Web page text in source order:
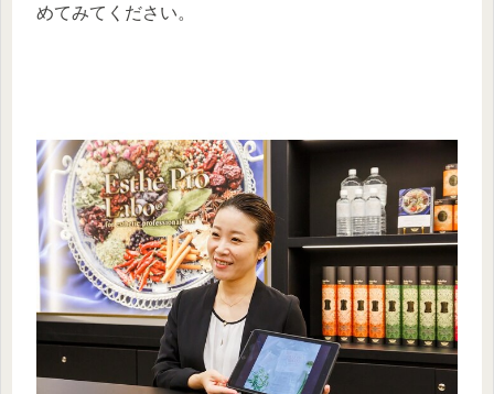
めてみてください。